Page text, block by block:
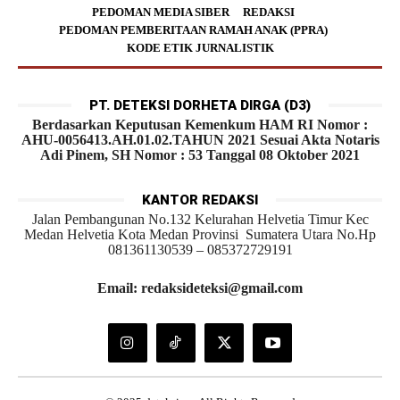
PEDOMAN MEDIA SIBER
REDAKSI
PEDOMAN PEMBERITAAN RAMAH ANAK (PPRA)
KODE ETIK JURNALISTIK
PT. DETEKSI DORHETA DIRGA (D3)
Berdasarkan Keputusan Kemenkum HAM RI Nomor :
AHU-0056413.AH.01.02.TAHUN 2021 Sesuai Akta Notaris
Adi Pinem, SH Nomor : 53 Tanggal 08 Oktober 2021
KANTOR REDAKSI
Jalan Pembangunan No.132 Kelurahan Helvetia Timur Kec
Medan Helvetia Kota Medan Provinsi Sumatera Utara No.Hp
081361130539 – 085372729191
Email: redaksideteksi@gmail.com